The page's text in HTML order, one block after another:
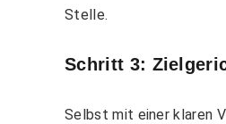
Stelle.
Schritt 3:
Selbst mit einer klaren